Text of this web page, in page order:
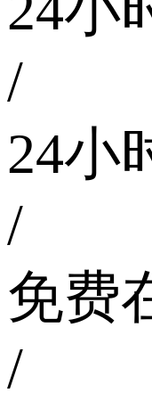
/
24小
/
免费
/